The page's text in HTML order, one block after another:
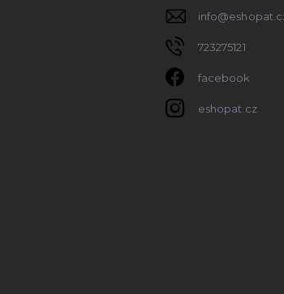
info@
723275121
facebook
eshopat.cz